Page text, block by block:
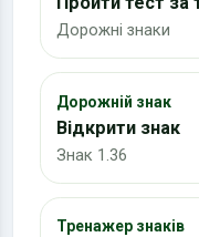
Дорожні знаки
Дорожній знак
Відкрити знак
Знак 1.36
Тренажер знаків